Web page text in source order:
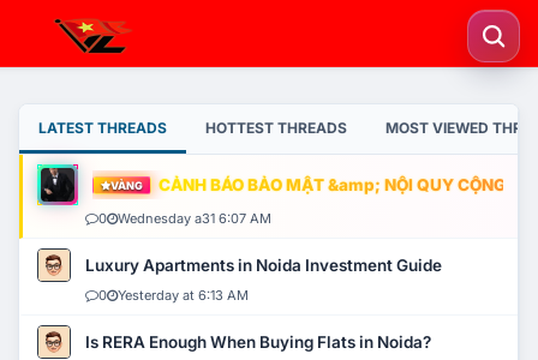
LATEST THREADS HOTTEST THREADS MOST VIEWED
VÀNG CẢNH BÁO BẢO MẬT &amp; NỘI QUY CỘNG
0 Wednesday a31 6:07 AM
Luxury Apartments in Noida Investment Guide
0 Yesterday at 6:13 AM
Is RERA Enough When Buying Flats in Noida?